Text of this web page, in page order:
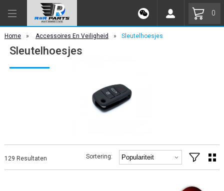
0
Home » Accessoires En Veiligheid » Sleutelhoesjes
Sleutelhoesjes
129 Resultaten Sortering: